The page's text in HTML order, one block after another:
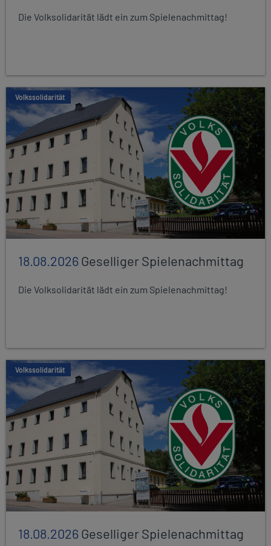
Die Volksolidarität lädt ein zum Spielenachmittag!
Volkssolidarität
18.08.2026Geselliger Spielenachmittag
Die Volksolidarität lädt ein zum Spielenachmittag!
Volkssolidarität
18.08.2026Geselliger Spielenachmittag